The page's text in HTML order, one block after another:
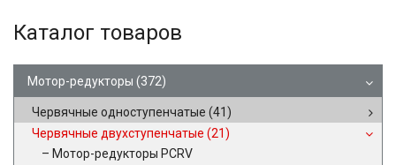
Каталог товаров
Мотор-редукторы (372)
Червячные одноступенчатые (41)
Червячные двухступенчатые (21)
Мотор-редукторы PCRV